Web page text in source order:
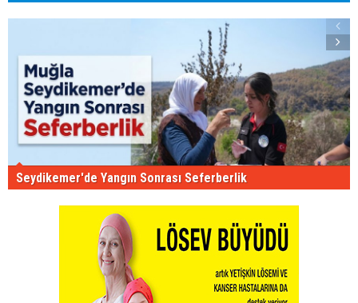
Seydikemer'de Yangın Sonrası Seferberlik